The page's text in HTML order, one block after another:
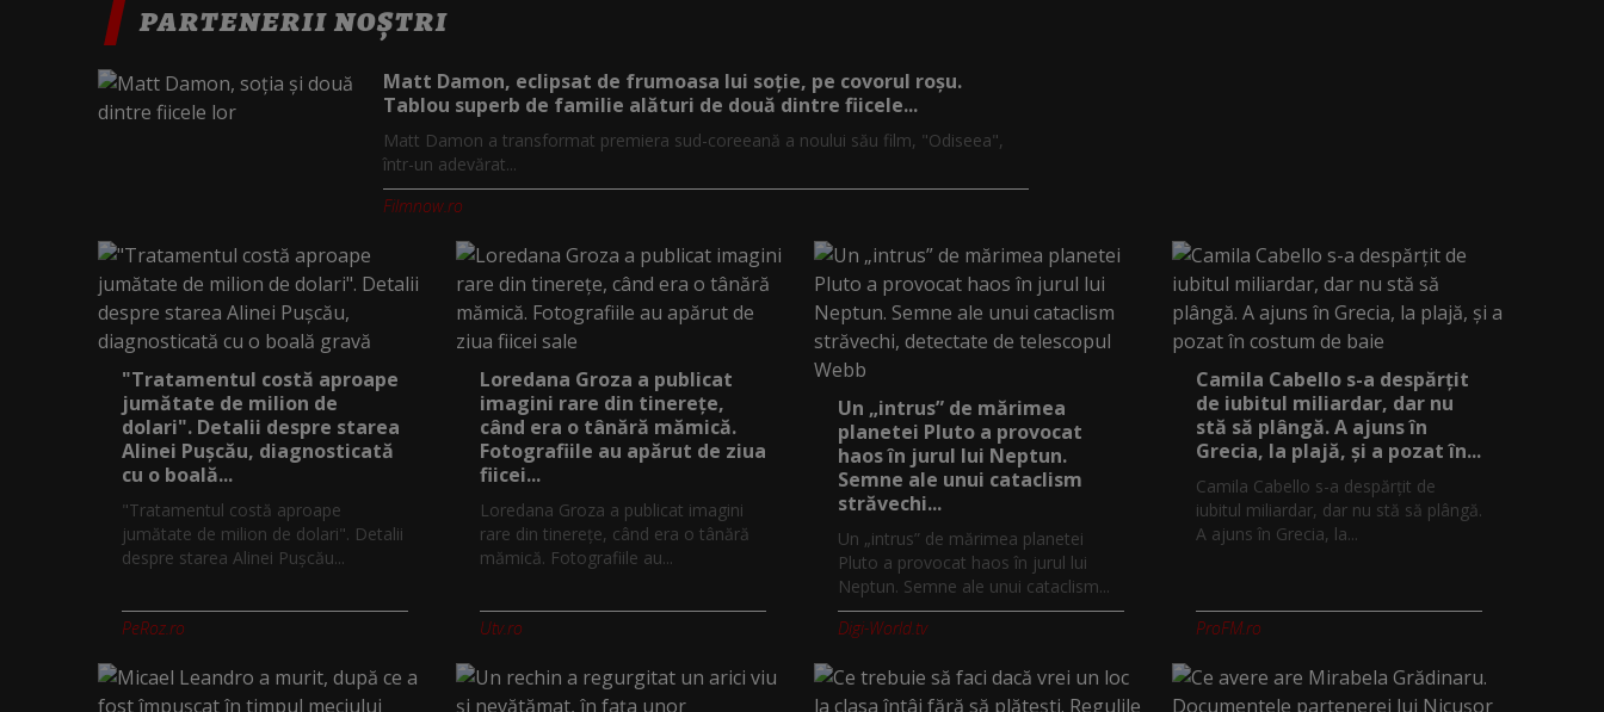
PARTENERII NOȘTRI
Matt Damon, eclipsat de frumoasa lui soție, pe covorul roșu.
Tablou superb de familie alături de două dintre fiicele...
Matt Damon a transformat premiera sud-coreeană a noului său film, "Odiseea",
într-un adevărat...
Filmnow.ro
"Tratamentul costă aproape
jumătate de milion de
dolari". Detalii despre starea
Alinei Pușcău, diagnosticată
cu o boală...
"Tratamentul costă aproape
jumătate de milion de dolari". Detalii
despre starea Alinei Pușcău...
PeRoz.ro
Loredana Groza a publicat
imagini rare din tinerețe,
când era o tânără mămică.
Fotografiile au apărut de ziua
fiicei...
Loredana Groza a publicat imagini
rare din tinerețe, când era o tânără
mămică. Fotografiile au...
Utv.ro
Un „intrus” de mărimea
planetei Pluto a provocat
haos în jurul lui Neptun.
Semne ale unui cataclism
străvechi...
Un „intrus” de mărimea planetei
Pluto a provocat haos în jurul lui
Neptun. Semne ale unui cataclism...
Digi-World.tv
Camila Cabello s-a despărțit
de iubitul miliardar, dar nu
stă să plângă. A ajuns în
Grecia, la plajă, și a pozat în...
Camila Cabello s-a despărțit de
iubitul miliardar, dar nu stă să plângă.
A ajuns în Grecia, la...
ProFM.ro